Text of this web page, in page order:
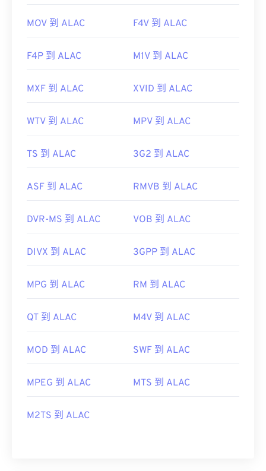
MOV 到 ALAC F4V 到 ALAC
F4P 到 ALAC M1V 到 ALAC
MXF 到 ALAC XVID 到 ALAC
WTV 到 ALAC MPV 到 ALAC
TS 到 ALAC 3G2 到 ALAC
ASF 到 ALAC RMVB 到 ALAC
DVR-MS 到 ALAC VOB 到 ALAC
DIVX 到 ALAC 3GPP 到 ALAC
MPG 到 ALAC RM 到 ALAC
QT 到 ALAC M4V 到 ALAC
MOD 到 ALAC SWF 到 ALAC
MPEG 到 ALAC MTS 到 ALAC
M2TS 到 ALAC